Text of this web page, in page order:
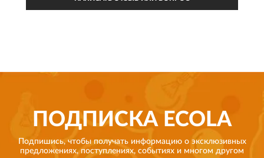
ПОДПИСКА ECOLA
Подпишись, чтобы получать информацию о эксклюзивных
предложениях, поступлениях, событиях и многом другом